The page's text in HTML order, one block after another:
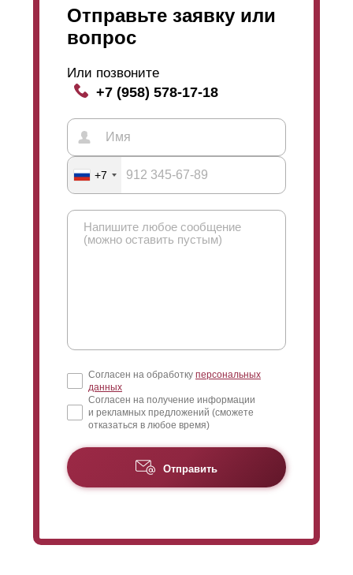
порошковое покрытие из данного материала стоит
полиэстер
Отправьте заявку или
вопрос
Или позвоните
+7 (958) 578-17-18
+7
Согласен на обработку персональных
данных
Согласен на получение информации
и рекламных предложений (сможете
отказаться в любое время)
Отправить